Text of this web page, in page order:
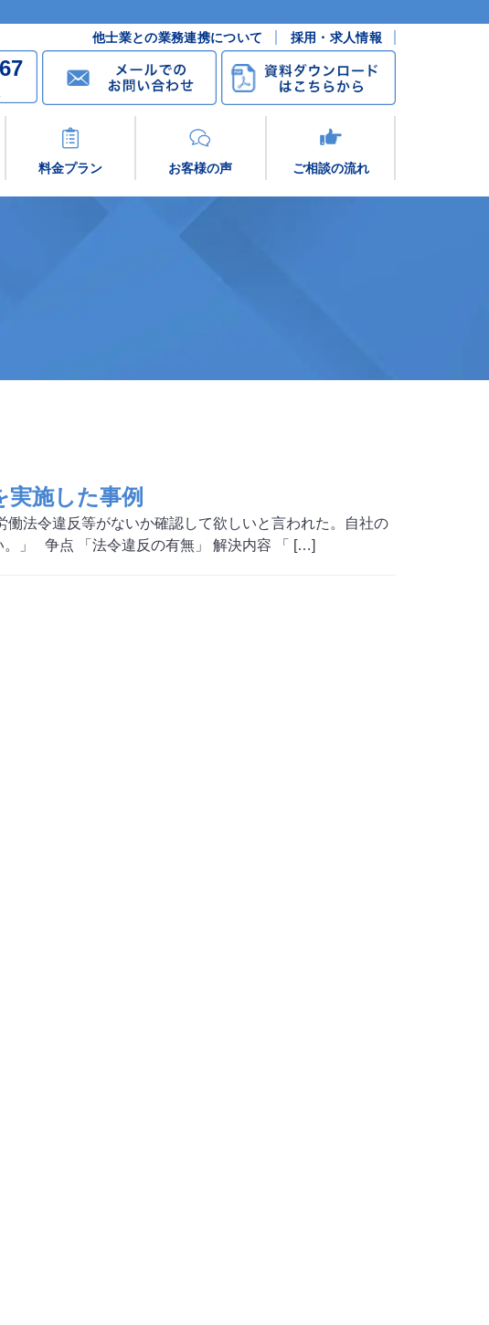
他士業との業務連携について 採用・求人情報
料金プラン お客様の声 ご相談の流れ
施した事例
法令違反等がないか確認して欲しいと言われた。自社の
」 争点 「法令違反の有無」 解決内容 「 […]